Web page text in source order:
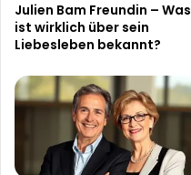
Julien Bam Freundin – Was
ist wirklich über sein
Liebesleben bekannt?